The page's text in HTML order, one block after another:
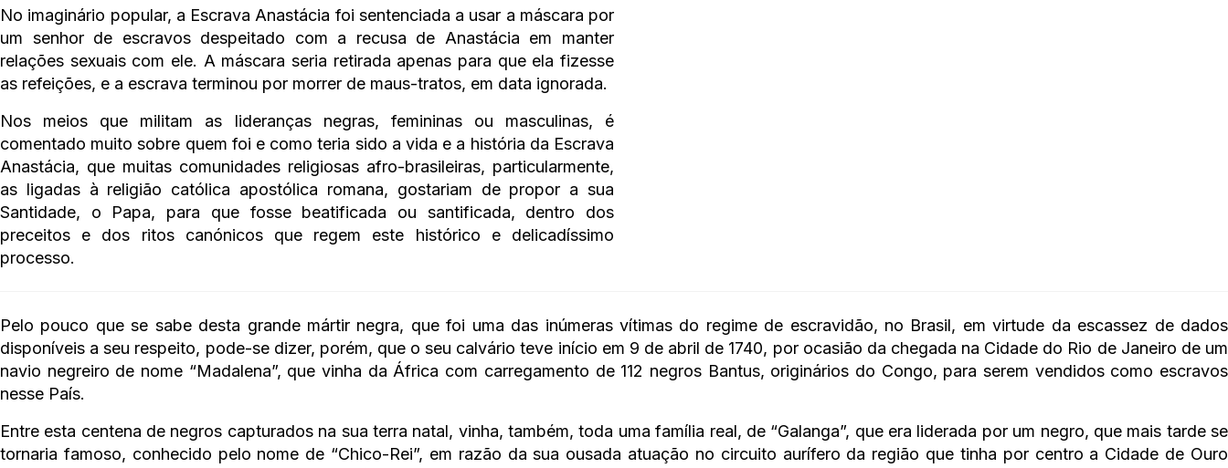
No imaginário popular, a Escrava Anastácia foi sentenciada a usar a máscara por
um senhor de escravos despeitado com a recusa de Anastácia em manter
relações sexuais com ele. A máscara seria retirada apenas para que ela fizesse
as refeições, e a escrava terminou por morrer de maus-tratos, em data ignorada.
Nos meios que militam as lideranças negras, femininas ou masculinas, é
comentado muito sobre quem foi e como teria sido a vida e a história da Escrava
Anastácia, que muitas comunidades religiosas afro-brasileiras, particularmente,
as ligadas à religião católica apostólica romana, gostariam de propor a sua
Santidade, o Papa, para que fosse beatificada ou santificada, dentro dos
preceitos e dos ritos canónicos que regem este histórico e delicadíssimo
processo.
Pelo pouco que se sabe desta grande mártir negra, que foi uma das inúmeras vítimas do regime de escravidão, no Brasil, em virtude da escassez de dados
disponíveis a seu respeito, pode-se dizer, porém, que o seu calvário teve início em 9 de abril de 1740, por ocasião da chegada na Cidade do Rio de Janeiro de um
navio negreiro de nome “Madalena”, que vinha da África com carregamento de 112 negros Bantus, originários do Congo, para serem vendidos como escravos
nesse País.
Entre esta centena de negros capturados na sua terra natal, vinha, também, toda uma família real, de “Galanga”, que era liderada por um negro, que mais tarde se
tornaria famoso, conhecido pelo nome de “Chico-Rei”, em razão da sua ousada atuação no circuito aurífero da região que tinha por centro a Cidade de Ouro